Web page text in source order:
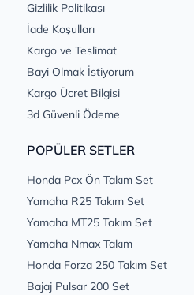
Gizlilik Politikası
İade Koşulları
Kargo ve Teslimat
Bayi Olmak İstiyorum
Kargo Ücret Bilgisi
3d Güvenli Ödeme
POPÜLER SETLER
Honda Pcx Ön Takım Set
Yamaha R25 Takım Set
Yamaha MT25 Takım Set
Yamaha Nmax Takım
Honda Forza 250 Takım Set
Bajaj Pulsar 200 Set